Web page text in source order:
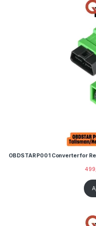
OBDSTAR P001 Converter for